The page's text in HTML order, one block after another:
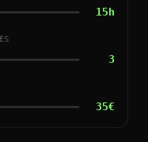
15h
3
35€